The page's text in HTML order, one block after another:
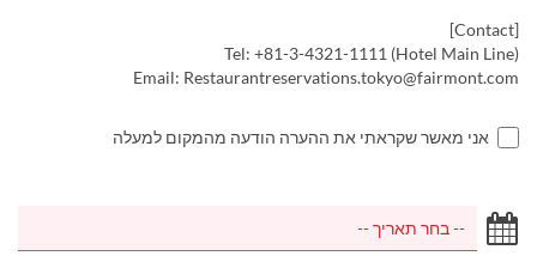
[Contact]
Tel: +81-3-4321-1111 (Hotel Main Line)
Email: Restaurantreservations.tokyo@fairmont.com
אני מאשר שקראתי את ההערה הודעה מהמקום למעלה